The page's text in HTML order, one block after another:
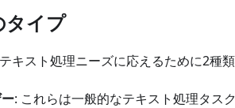
タイプ
キスト処理ニーズに応えるために2種
: これらは一般的なテキスト処理タス